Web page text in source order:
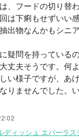
、フードの切り替
は下痢もせずいい
出物なんかもシニ
疑問を持っている
丈夫そうです。何
い様子ですが、あ
りませんでした。
ディッシュ エバーラス